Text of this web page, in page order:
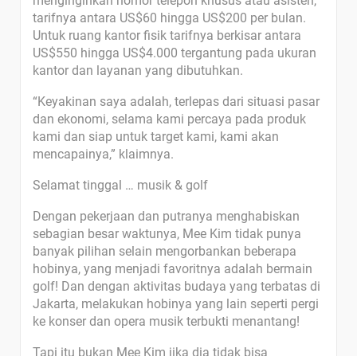
tarifnya antara US$60 hingga US$200 per bulan.
Untuk ruang kantor fisik tarifnya berkisar antara
US$550 hingga US$4.000 tergantung pada ukuran
kantor dan layanan yang dibutuhkan.
“Keyakinan saya adalah, terlepas dari situasi pasar
dan ekonomi, selama kami percaya pada produk
kami dan siap untuk target kami, kami akan
mencapainya,” klaimnya.
Selamat tinggal … musik & golf
Dengan pekerjaan dan putranya menghabiskan
sebagian besar waktunya, Mee Kim tidak punya
banyak pilihan selain mengorbankan beberapa
hobinya, yang menjadi favoritnya adalah bermain
golf! Dan dengan aktivitas budaya yang terbatas di
Jakarta, melakukan hobinya yang lain seperti pergi
ke konser dan opera musik terbukti menantang!
Tapi itu bukan Mee Kim jika dia tidak bisa